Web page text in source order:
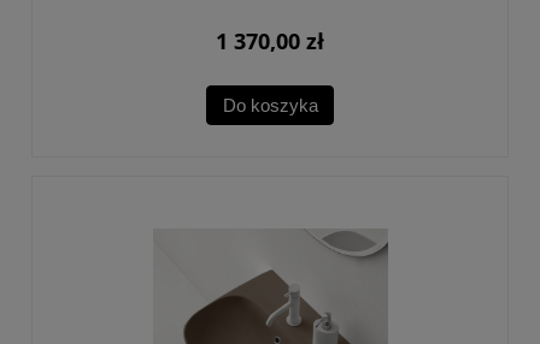
1 370,00 zł
Do koszyka